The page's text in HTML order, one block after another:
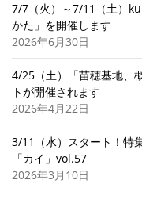
7/7（火）～7/11（土）
かた」を開催します
2026年6月30日
4/25（土）「苗穂基地、
トが開催されます
2026年4月22日
3/11（水）スタート！特
「カイ」vol.57
2026年3月10日